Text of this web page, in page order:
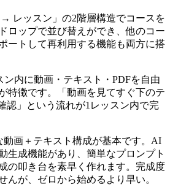
レッスン」の2階層構造でコースを
ロップで並び替えができ、他のコー
ートして再利用する機能も両方に搭
ン内に動画・テキスト・PDFを自由
特徴です。「動画を見てすぐ下のテ
認」という流れが1レッスン内で完
動画＋テキスト構成が基本です。AI
生成機能があり、簡単なプロンプト
の叩き台を素早く作れます。完成度
んが、ゼロから始めるより早い。